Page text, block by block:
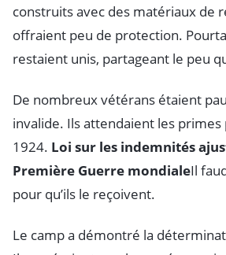
construits avec des matériaux de
offraient peu de protection.
restaient unis, partageant le peu
De nombreux vétérans étaient
invalide. Ils attendaient les primes
1924. Loi sur les indemnités
Première Guerre mondialeIl
pour qu’ils le reçoivent.
Le camp a démontré la